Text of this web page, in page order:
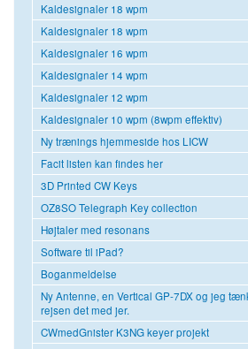
Kaldesignaler 18 wpm
Kaldesignaler 18 wpm
Kaldesignaler 16 wpm
Kaldesignaler 14 wpm
Kaldesignaler 12 wpm
Kaldesignaler 10 wpm (8wpm effektiv)
Ny trænings hjemmeside hos LICW
Facit listen kan findes her
3D Printed CW Keys
OZ8SO Telegraph Key collection
Højtaler med resonans
Software til iPad?
Boganmeldelse
Ny Antenne, en Vertical GP-7DX og jeg
rejsen det med jer.
CWmedGnister K3NG keyer projekt